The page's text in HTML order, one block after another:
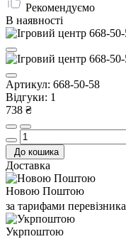
Рекомендуємо
В наявності
Артикул: 668-50-58
Відгуки: 1
738 ₴
До кошика
Доставка
Новою Поштою
за тарифами перевізника
Укрпоштою